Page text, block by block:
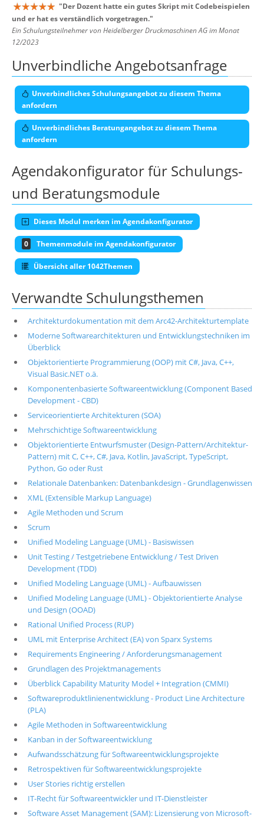
"Der Dozent hatte ein gutes Skript mit Codebeispielen
und er hat es verständlich vorgetragen."
Ein Schulungsteilnehmer von Heidelberger Druckmaschinen AG im Monat
12/2023
Unverbindliche Angebotsanfrage
Unverbindliches Schulungsangebot zu diesem Thema
anfordern
Unverbindliches Beratungangebot zu diesem Thema
anfordern
Agendakonfigurator für Schulungs-
und Beratungsmodule
Dieses Modul merken im Agendakonfigurator
0 Themenmodule im Agendakonfigurator
Übersicht aller 1042Themen
Verwandte Schulungsthemen
Architekturdokumentation mit dem Arc42-Architekturtemplate
Moderne Softwarearchitekturen und Entwicklungstechniken im
Überblick
Objektorientierte Programmierung (OOP) mit C#, Java, C++,
Visual Basic.NET o.ä.
Komponentenbasierte Softwareentwicklung (Component Based
Development - CBD)
Serviceorientierte Architekturen (SOA)
Mehrschichtige Softwareentwicklung
Objektorientierte Entwurfsmuster (Design-Pattern/Architektur-
Pattern) mit C, C++, C#, Java, Kotlin, JavaScript, TypeScript,
Python, Go oder Rust
Relationale Datenbanken: Datenbankdesign - Grundlagenwissen
XML (Extensible Markup Language)
Agile Methoden und Scrum
Scrum
Unified Modeling Language (UML) - Basiswissen
Unit Testing / Testgetriebene Entwicklung / Test Driven
Development (TDD)
Unified Modeling Language (UML) - Aufbauwissen
Unified Modeling Language (UML) - Objektorientierte Analyse
und Design (OOAD)
Rational Unified Process (RUP)
UML mit Enterprise Architect (EA) von Sparx Systems
Requirements Engineering / Anforderungsmanagement
Grundlagen des Projektmanagements
Überblick Capability Maturity Model + Integration (CMMI)
Softwareproduktlinienentwicklung - Product Line Architecture
(PLA)
Agile Methoden in Softwareentwicklung
Kanban in der Softwareentwicklung
Aufwandsschätzung für Softwareentwicklungsprojekte
Retrospektiven für Softwareentwicklungsprojekte
User Stories richtig erstellen
IT-Recht für Softwareentwickler und IT-Dienstleister
Software Asset Management (SAM): Lizensierung von Microsoft-